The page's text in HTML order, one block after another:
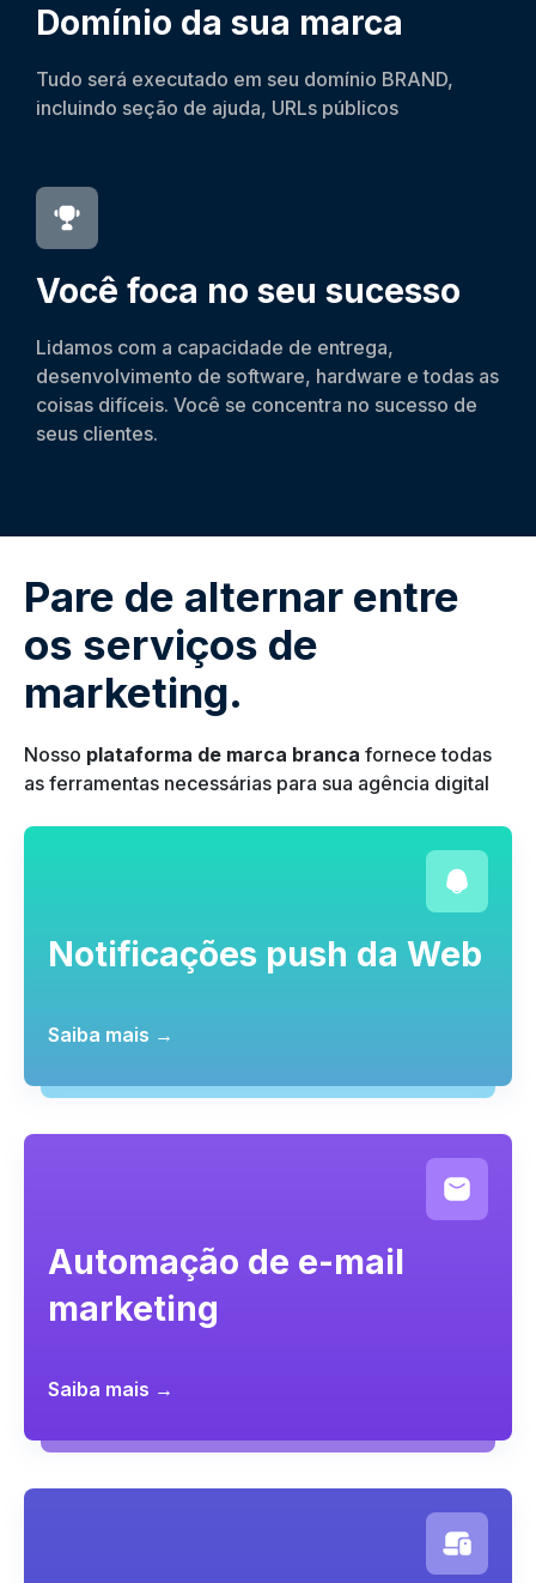
Domínio da sua marca
Tudo será executado em seu domínio BRAND,
incluindo seção de ajuda, URLs públicos
Você foca no seu sucesso
Lidamos com a capacidade de entrega,
desenvolvimento de software, hardware e todas as
coisas difíceis. Você se concentra no sucesso de
seus clientes.
Pare de alternar entre
os serviços de
marketing.
Nosso plataforma de marca branca fornece todas
as ferramentas necessárias para sua agência digital
Notificações push da Web
Saiba mais →
Automação de e-mail
marketing
Saiba mais →